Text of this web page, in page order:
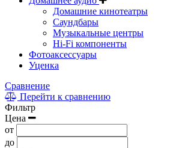
Домашние кинотеатры
Саундбары
Музыкальные центры
Hi-Fi компоненты
Фотоаксессуары
Уценка
Сравнение
Перейти к сравнению
Фильтр
Цена
от
до